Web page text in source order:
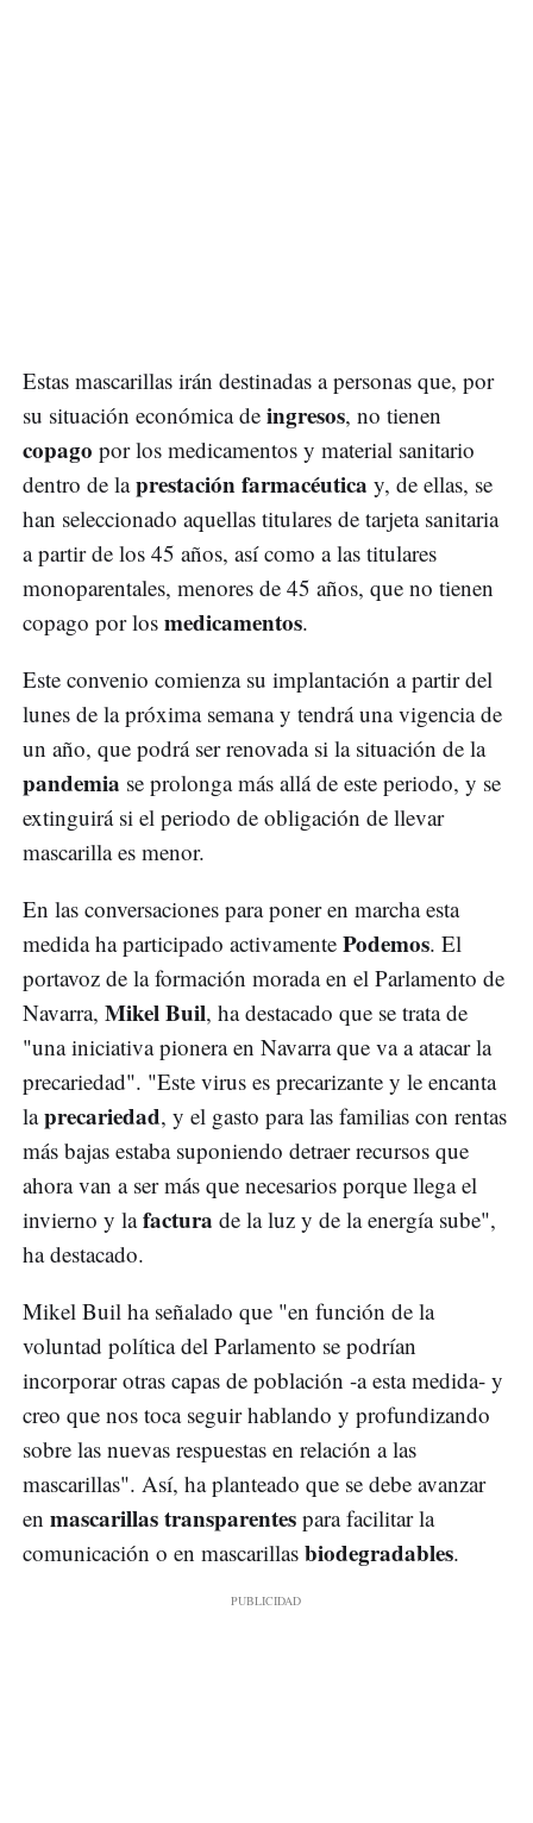
Estas mascarillas irán destinadas a personas que, por
su situación económica de ingresos, no tienen
copago por los medicamentos y material sanitario
dentro de laprestación farmacéutica y, de ellas, se
han seleccionado aquellas titulares de tarjeta sanitaria
a partir de los 45 años, así como a las titulares
monoparentales, menores de 45 años, que no tienen
copago por los medicamentos.
Este convenio comienza su implantación a partir del
lunes de la próxima semana y tendrá una vigencia de
un año, que podrá ser renovada si la situación de la
pandemia se prolonga más allá de este periodo, y se
extinguirá si el periodo de obligación de llevar
mascarilla es menor.
En las conversaciones para poner en marcha esta
medida ha participado activamente Podemos. El
portavoz de la formación morada en el Parlamento de
Navarra, Mikel Buil, ha destacado que se trata de
"una iniciativa pionera en Navarra que va a atacar la
precariedad". "Este virus es precarizante y le encanta
laprecariedad, y el gasto para las familias con rentas
más bajas estaba suponiendo detraer recursos que
ahora van a ser más que necesarios porque llega el
invierno y lafactura de la luz y de la energía sube",
ha destacado.
Mikel Buil ha señalado que "en función de la
voluntad política del Parlamento se podrían
incorporar otras capas de población -a esta medida- y
creo que nos toca seguir hablando y profundizando
sobre las nuevas respuestas en relación a las
mascarillas". Así, ha planteado que se debe avanzar
en mascarillas transparentes para facilitar la
comunicación o en mascarillas biodegradables.